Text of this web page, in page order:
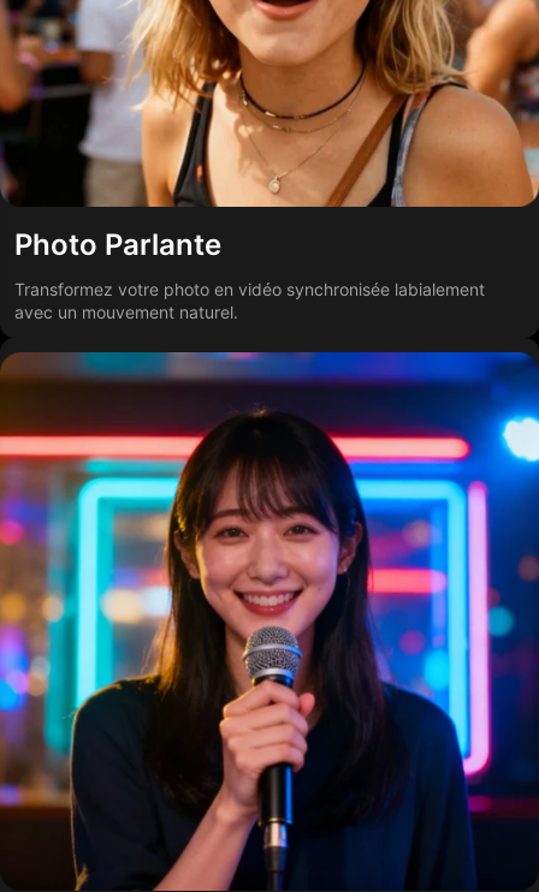
Photo Parlante
Transformez votre photo en vidéo synchronisée labialement
avec un mouvement naturel.